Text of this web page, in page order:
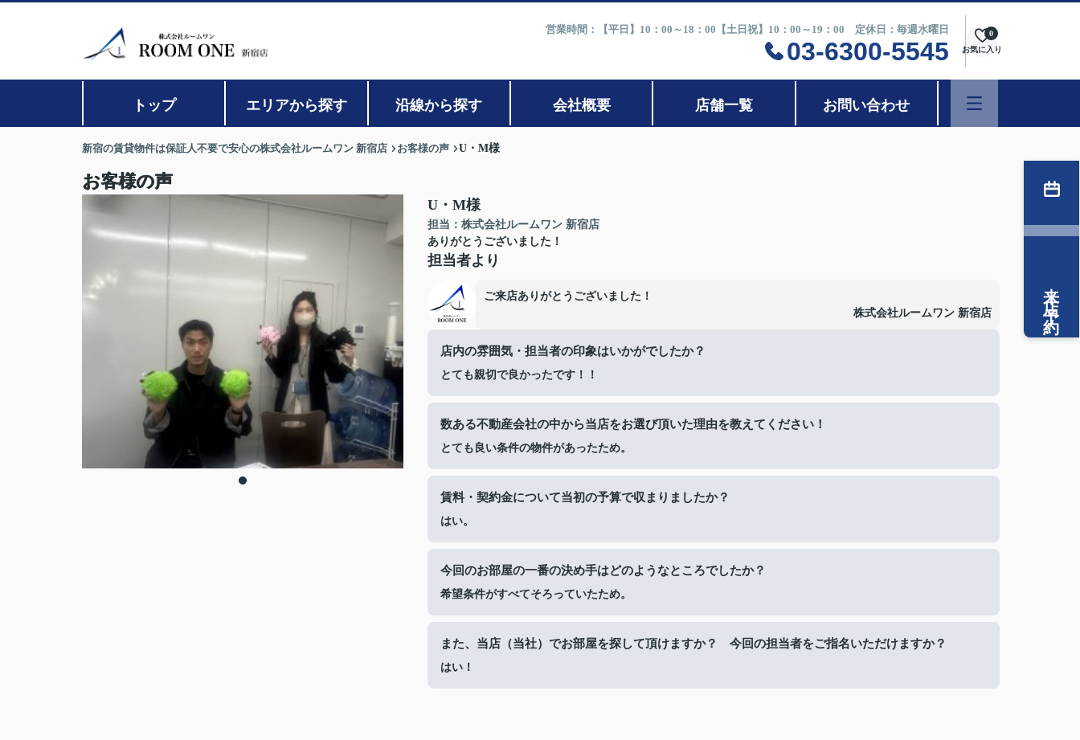
営業時間：【平日】10：00～18：00【土日祝】10：00～19：00 定休日：毎週水曜日
03-6300-5545 お気に入り
0
トップ エリアから探す 沿線から探す 会社概要 店舗一覧 お問い合わせ
新宿の賃貸物件は保証人不要で安心の株式会社ルームワン 新宿店 お客様の声 U・M様
お客様の声
U・M様
担当：株式会社ルームワン 新宿店
ありがとうございました！
担当者より
ご来店ありがとうございました！
株式会社ルームワン 新宿店
店内の雰囲気・担当者の印象はいかがでしたか？
とても親切で良かったです！！
数ある不動産会社の中から当店をお選び頂いた理由を教えてください！
とても良い条件の物件があったため。
賃料・契約金について当初の予算で収まりましたか？
はい。
今回のお部屋の一番の決め手はどのようなところでしたか？
希望条件がすべてそろっていたため。
また、当店（当社）でお部屋を探して頂けますか？ 今回の担当者をご指名いただけますか？
はい！
来店予約